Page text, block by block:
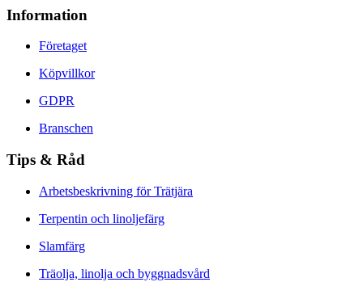
Information
Företaget
Köpvillkor
GDPR
Branschen
Tips & Råd
Arbetsbeskrivning för Trätjära
Terpentin och linoljefärg
Slamfärg
Träolja, linolja och byggnadsvård